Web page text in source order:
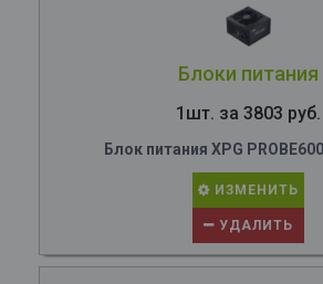
Блоки питания
1шт. за 3803 руб.
Блок питания XPG
ИЗМЕНИТЬ
УДАЛИТЬ